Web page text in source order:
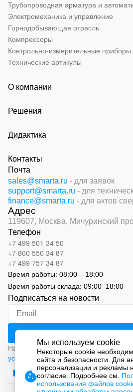
Трубопроводная арматура и
Электромеханика и управление
Горнодобывающая отрасль
Компрессоры
Контрольно-измерительные приборы
Технические артикулы
О компании
Решения
Дидактика
Контакты
Почта
sales@smarta.ru - для заявок
support@smarta.ru - для
finance@smarta.ru - для актов
Адрес
119607, Москва, Мичуринский
Телефон
+7 499 501 34 50
+7 800 550 34 87
+7 499 757 34 87
Время работы: 08:00 – 18:00
Время работы склада: 09:00–18:00
Подписаться на новости
Нажимая на кнопку «Подписаться»,
условиями обработки персональных
Мы используем cookie
Некоторые cookie
сайта и безопасности. Для
персонализации и рекламы
согласие. Подробнее см.
использования файлов